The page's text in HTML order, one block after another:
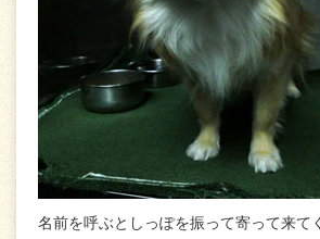
名前を呼ぶとしっぽを振って寄って来て